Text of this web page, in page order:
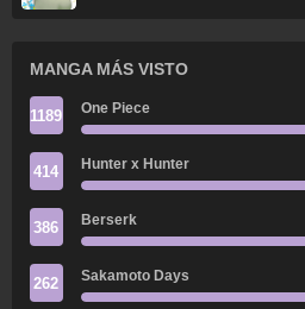
MANGA MÁS VISTO
1189 One Piece
414 Hunter x Hunter
386 Berserk
262 Sakamoto Days